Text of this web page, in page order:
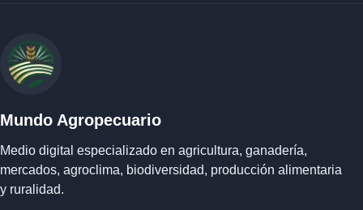
Mundo Agropecuario
Medio digital especializado en agricultura, ganadería,
mercados, agroclima, biodiversidad, producción alimentaria
y ruralidad.